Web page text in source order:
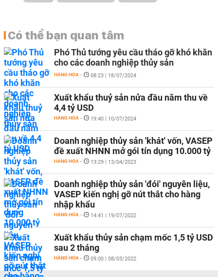
Có thể bạn quan tâm
Phó Thủ tướng yêu cầu tháo gỡ khó khăn
cho các doanh nghiệp thủy sản
HÀNG HÓA - 08:23 | 18/07/2024
Xuất khẩu thuỷ sản nửa đầu năm thu về
4,4 tỷ USD
HÀNG HÓA - 19:40 | 10/07/2024
Doanh nghiệp thủy sản 'khát' vốn, VASEP
đề xuất NHNN mở gói tín dụng 10.000 tỷ
HÀNG HÓA - 13:29 | 13/04/2023
Doanh nghiệp thủy sản 'đói' nguyên liệu,
VASEP kiến nghị gỡ nút thắt cho hàng
nhập khẩu
HÀNG HÓA - 14:41 | 19/07/2022
Xuất khẩu thủy sản chạm mốc 1,5 tỷ USD
sau 2 tháng
HÀNG HÓA - 09:00 | 08/03/2022